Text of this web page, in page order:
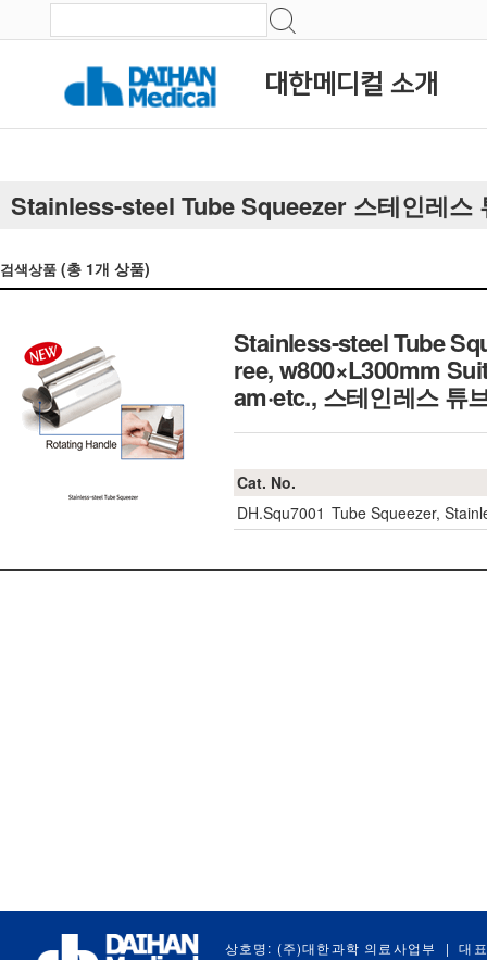
대한메디컬 소개
Stainless-steel Tube Squeezer 스테인레스
검색상품 (총 1개 상품)
Stainless-steel Tube
ree, w800×L300mm
am·etc., 스테인레스 튜
Cat. No.
DH.Squ7001 Tube Squeezer,
상호명: (주)대한과학 의료사업부 |
대